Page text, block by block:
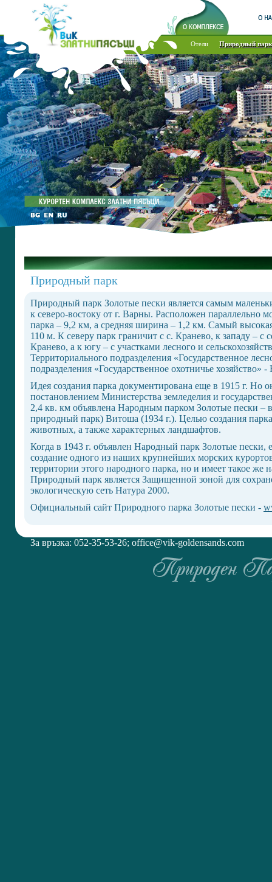
Отели Природный парк
Природный парк
Природный парк Золотые пески является самым
к северо-востоку от г. Варны. Расположен
парка – 9,2 км, а средняя ширина – 1,2 км. Самый
110 м. К северу парк граничит с с. Кранево, к западу – с
Кранево, а к югу – с участками лесного и
Территориального подразделения «Государственное
подразделения «Государственное охотничье хозяйство» -
Идея создания парка документирована еще в 1915 г. Но
постановлением Министерства земледелия и
2,4 кв. км объявлена Народным парком Золотые пески –
природный парк) Витоша (1934 г.). Целью создания
животных, а также характерных ландшафтов.
Когда в 1943 г. объявлен Народный парк Золотые пески,
создание одного из наших крупнейших морских
территории этого народного парка, но и имеет такое же
Природный парк является Защищенной зоной для
экологическую сеть Натура 2000.
Официальный сайт Природного парка Золотые пески -
За връзка: 052-35-53-26; office@vik-goldensands.com